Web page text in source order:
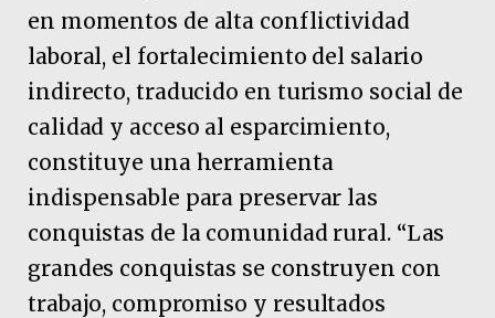
en momentos de alta conflictividad
laboral, el fortalecimiento del salario
indirecto, traducido en turismo social de
calidad y acceso al esparcimiento,
constituye una herramienta
indispensable para preservar las
conquistas de la comunidad rural. “Las
grandes conquistas se construyen con
trabajo, compromiso y resultados